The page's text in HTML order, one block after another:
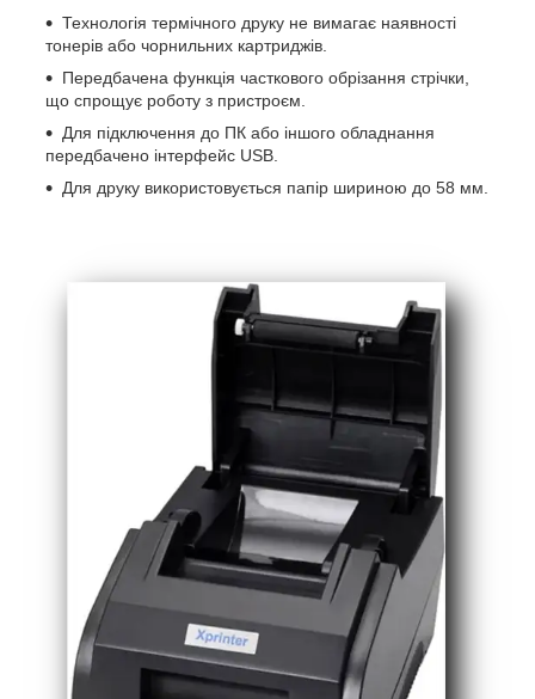
Технологія термічного друку не вимагає наявності
тонерів або чорнильних картриджів.
Передбачена функція часткового обрізання стрічки,
що спрощує роботу з пристроєм.
Для підключення до ПК або іншого обладнання
передбачено інтерфейс USB.
Для друку використовується папір шириною до 58 мм.